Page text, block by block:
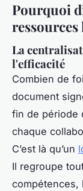
Pourquoi
La
l'efficacité
Combien de
document
fin de période
chaque
C’est là qu’un
Il regroupe
compétences,